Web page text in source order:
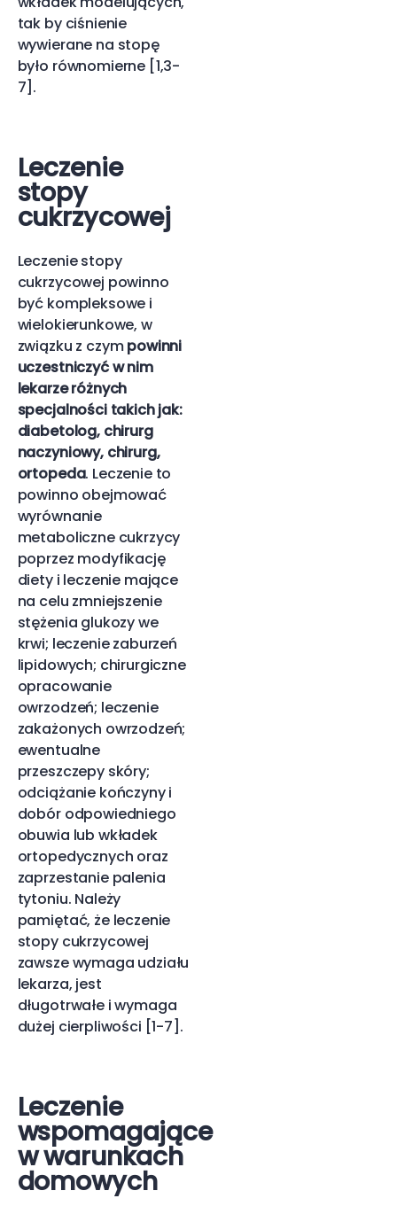
tak by ciśnienie
wywierane na stopę
było równomierne [1,3-
7].
Leczenie
stopy
cukrzycowej
Leczenie stopy
cukrzycowej powinno
być kompleksowe i
wielokierunkowe, w
związku z czympowinni
uczestniczyć w nim
lekarze różnych
specjalności takich jak:
diabetolog, chirurg
naczyniowy, chirurg,
ortopeda. Leczenie to
powinno obejmować
wyrównanie
metaboliczne cukrzycy
poprzez modyfikację
diety i leczenie mające
na celu zmniejszenie
stężenia glukozy we
krwi; leczenie zaburzeń
lipidowych; chirurgiczne
opracowanie
owrzodzeń; leczenie
zakażonych owrzodzeń;
ewentualne
przeszczepy skóry;
odciążanie kończyny i
dobór odpowiedniego
obuwia lub wkładek
ortopedycznych oraz
zaprzestanie palenia
tytoniu. Należy
pamiętać, że leczenie
stopy cukrzycowej
zawsze wymaga udziału
lekarza, jest
długotrwałe i wymaga
dużej cierpliwości [1-7].
Leczenie
wspomagające
w warunkach
domowych